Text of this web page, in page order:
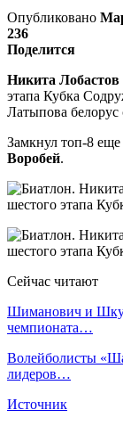
Опубликовано
236
Поделится
Никита Лобастов
этапа Кубка
Латыпова белорус
Замкнул топ-8
Воробей.
Сейчас читают
Шиманович и
чемпионата…
Волейболисты
лидеров…
Источник